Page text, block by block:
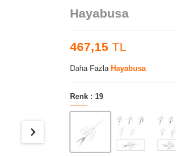
Hayabusa
467,15 TL
Daha Fazla Hayabusa
Renk : 19